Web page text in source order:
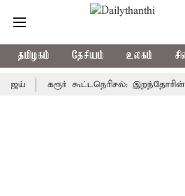
தமிழகம் தேசியம் உலகம்
கரூர் கூட்டநெரிசல்: இறந்தோரின்